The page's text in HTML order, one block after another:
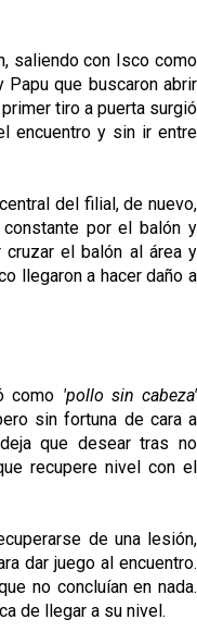
saliendo con Isco como
que buscaron abrir
tiro a puerta surgió
encuentro y sin ir entre
del filial, de nuevo,
por el balón y
cruzar el balón al área y
llegaron a hacer daño a
como 'pollo sin cabeza'
sin fortuna de cara a
que desear tras no
recupere nivel con el
de una lesión,
dar juego al encuentro.
no concluían en nada.
de llegar a su nivel.